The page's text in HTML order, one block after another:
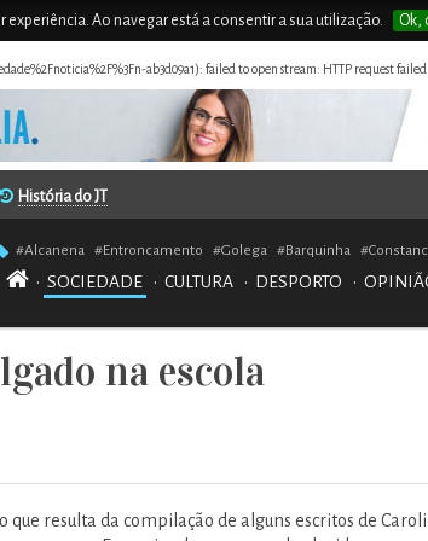
Ao navegar está a consentir a sua utilização. Ok,
ab3d09a1): failed to open stream: HTTP request
História do JT
#Alcanena #Entroncamento #Golega #Barquinha
• SOCIEDADE • CULTURA • DESPORTO •
na escola
resulta da compilação de alguns escritos de